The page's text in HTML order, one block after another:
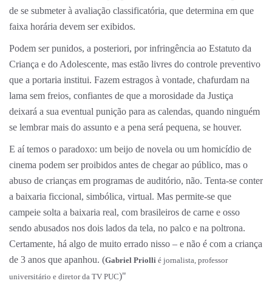
de se submeter à avaliação classificatória, que determina em que
faixa horária devem ser exibidos.
Podem ser punidos, a posteriori, por infringência ao Estatuto da
Criança e do Adolescente, mas estão livres do controle preventivo
que a portaria institui. Fazem estragos à vontade, chafurdam na
lama sem freios, confiantes de que a morosidade da Justiça
deixará a sua eventual punição para as calendas, quando ninguém
se lembrar mais do assunto e a pena será pequena, se houver.
E aí temos o paradoxo: um beijo de novela ou um homicídio de
cinema podem ser proibidos antes de chegar ao público, mas o
abuso de crianças em programas de auditório, não. Tenta-se conter
a baixaria ficcional, simbólica, virtual. Mas permite-se que
campeie solta a baixaria real, com brasileiros de carne e osso
sendo abusados nos dois lados da tela, no palco e na poltrona.
Certamente, há algo de muito errado nisso – e não é com a criança
de 3 anos que apanhou. (Gabriel Priolli é jornalista, professor
universitário e diretor da TV PUC)"